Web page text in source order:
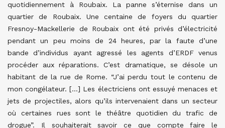
quotidiennement à Roubaix. La panne s’éternise dans un
quartier de Roubaix. Une centaine de foyers du quartier
Fresnoy-Mackellerie de Roubaix ont été privés d’électricité
pendant un peu moins de 24 heures, par la faute d’une
bande d’individus ayant agressé les agents d’ERDF venus
procéder aux réparations. C’est dramatique, se désole un
habitant de la rue de Rome. “J’ai perdu tout le contenu de
mon congélateur. […] Les électriciens ont essuyé menaces et
jets de projectiles, alors qu’ils intervenaient dans un secteur
où certaines rues sont le théâtre quotidien du trafic de
drogue”. Il souhaiterait savoir ce que compte faire le